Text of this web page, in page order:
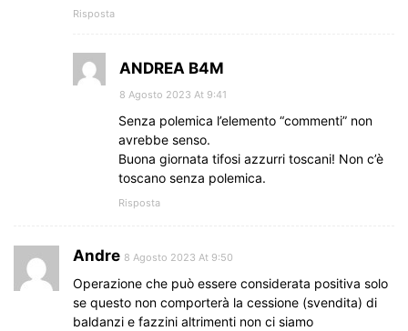
Risposta
ANDREA B4M
8 Agosto 2023 At 9:41
Senza polemica l’elemento “commenti” non
avrebbe senso.
Buona giornata tifosi azzurri toscani! Non c’è
toscano senza polemica.
Risposta
Andre 8 Agosto 2023 At 9:50
Operazione che può essere considerata positiva solo
se questo non comporterà la cessione (svendita) di
baldanzi e fazzini altrimenti non ci siamo